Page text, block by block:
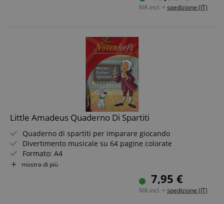
IVA.incl. + spedizione (IT)
Little Amadeus Quaderno Di Spartiti
Quaderno di spartiti per imparare giocando
Divertimento musicale su 64 pagine colorate
Formato: A4
Tanta gioia nel disegnare, indovinare e suonare
mostra di più
7,95 €
IVA.incl. + spedizione (IT)